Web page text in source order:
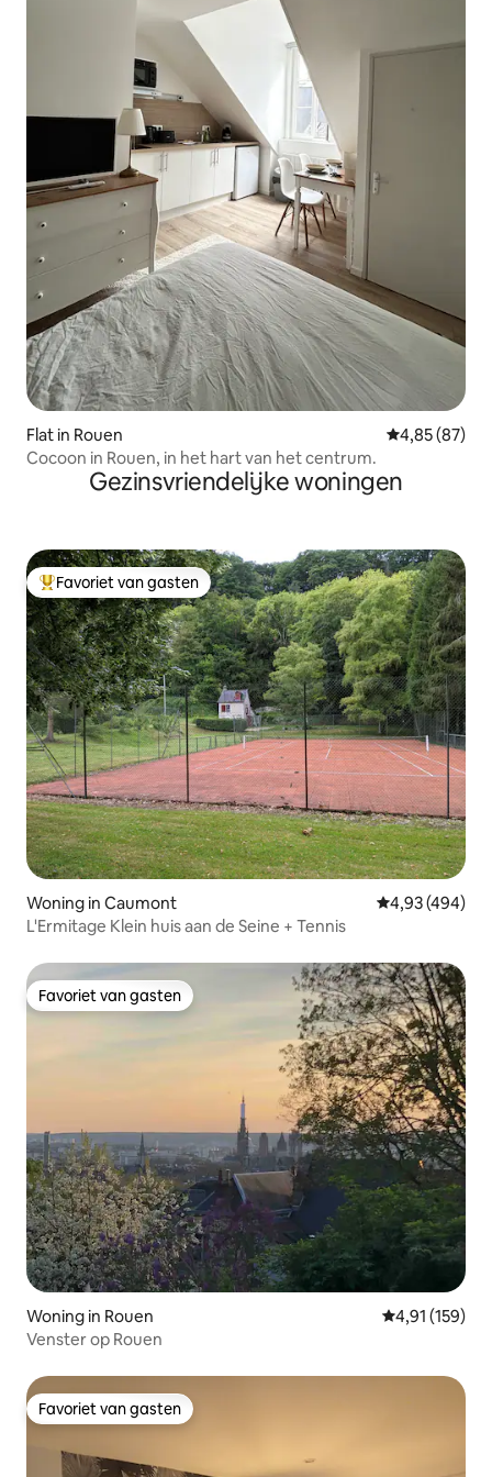
Flat in Rouen Gemiddelde
4,85 (87)
Cocoon in Rouen, in het hart van het centrum.
Gezinsvriendelijke woningen
Topfavoriet van gasten
Favoriet van gasten
Woning in Caumont Gemiddelde
4,93 (494)
L'Ermitage Klein huis aan de Seine + Tennis
Favoriet van gasten
Favoriet van gasten
Woning in Rouen Gemiddelde
4,91 (159)
Venster op Rouen
Favoriet van gasten
Favoriet van gasten